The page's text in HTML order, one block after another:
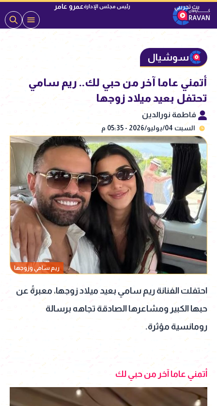
رئيس مجلس الإدارةعمرو عامر
سوشيال
أتمني عاما آخر من حبي لك.. ريم سامي
تحتفل بعيد ميلاد زوجها
فاطمة نورالدين
السبت 04/يوليو/2026 - 05:35 م
ريم سامي وزوجها
احتفلت الفنانة ريم سامي بعيد ميلاد زوجها، معبرةً عن
حبها الكبير ومشاعرها الصادقة تجاهه برسالة
رومانسية مؤثرة.
أتمني عاما آخر من حبي لك